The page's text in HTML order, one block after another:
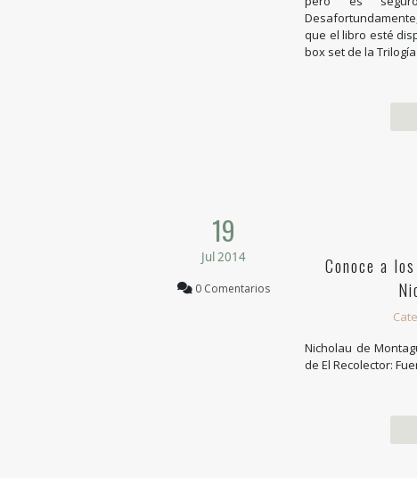
que el libro esté
box set de la
19
Jul 2014
0 Comentarios
Conoce a
Nicholau de
de El Recolector: